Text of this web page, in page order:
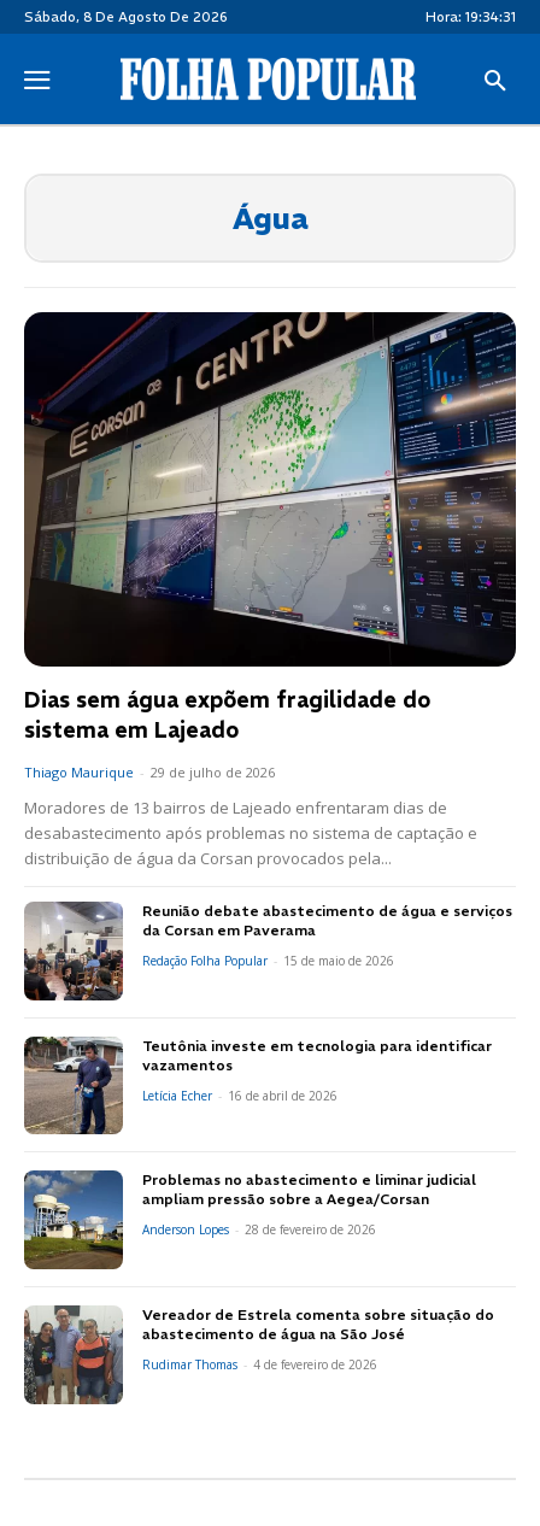
Sábado, 8 De Agosto De 2026 Hora: 19:34:32
Água
Dias sem água expõem fragilidade do
sistema em Lajeado
Thiago Maurique - 29 de julho de 2026
Moradores de 13 bairros de Lajeado enfrentaram dias de
desabastecimento após problemas no sistema de captação e
distribuição de água da Corsan provocados pela...
Reunião debate abastecimento de água e serviços
da Corsan em Paverama
Redação Folha Popular - 15 de maio de 2026
Teutônia investe em tecnologia para identificar
vazamentos
Letícia Echer - 16 de abril de 2026
Problemas no abastecimento e liminar judicial
ampliam pressão sobre a Aegea/Corsan
Anderson Lopes - 28 de fevereiro de 2026
Vereador de Estrela comenta sobre situação do
abastecimento de água na São José
Rudimar Thomas - 4 de fevereiro de 2026